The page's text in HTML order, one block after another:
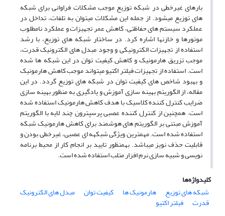
بارهای غیرخطی در شبکه توزیع موجب مشکلات فراوانی برای شبکه
های توزیع میشود. از جمله این مشکلات میتوان به تلفات، تداخل در
عملکرد سیستم های حفاظتی، کاهش عمر تجهیزات و عملکرد نامطلوب
موتورها و خازنها اشاره کرد. در ساختار شبکه های توزیع، با رشد
استفاده از تجهیزات الکترونیکی و وجود مبدل های الکترونیک قدرت،
موجب تزریق هارمونیک و کاهش کیفیت توان در این شبکه ها شده
است. استفاده از تجهیزات فیلتر اکتیو میتواند موجب کاهش هارمونیک
و بهبود شاخص های کیفیت توان در شبکه های توزیع گردد. در این
مقاله، از الگوریتم بهینه سازی آموزش و یادگیری به منظور بهینه سازی
ضرایب کنترل کننده کلاسیک با هدف کاهش هارمونیک استفاده شده
است. همچنین از کنترل کننده عصبی پرسپترون چند لایه با الگوریتم
آموزش مبتنی بر الگوریتم های هوشمند برای کاهش هارمونیک شبکه
استفاده شده است. مهمترین ویژگی شبکهه ای عصبی، غیرخطی بودن و
قابلیت حذف نویز میباشد. بهمنظور تایید بر انجام کار از محیط برنامه
نویسی و شبیه سازی نرم افزار متلب استفاده شده است.
کلیدواژه‌ها
شبکه های توزیع
هارمونیک ها کیفیت توان مبدل های الکترونیک
قدرت فیلتر اکتیو